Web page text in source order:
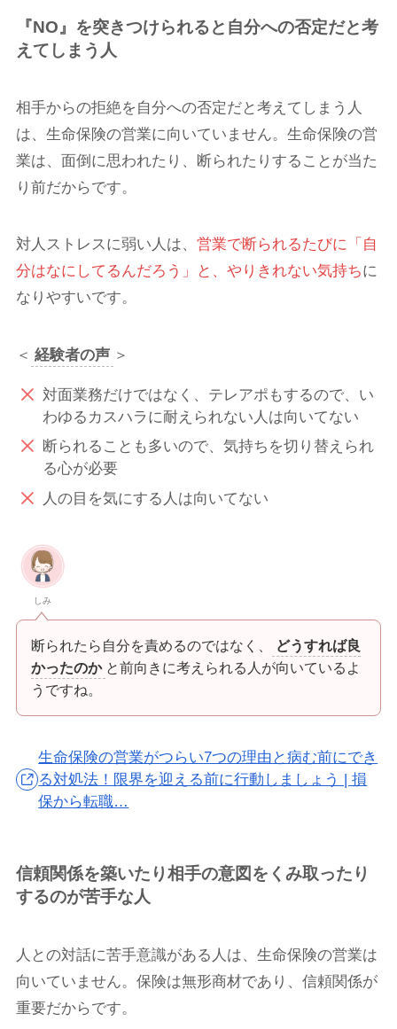
『NO』を突きつけられると自分への否定だと考
えてしまう人
相手からの拒絶を自分への否定だと考えてしまう人
は、生命保険の営業に向いていません。生命保険の営
業は、面倒に思われたり、断られたりすることが当た
り前だからです。
対人ストレスに弱い人は、 営業で断られるたびに「自
分はなにしてるんだろう」と、やりきれない気持ちに
なりやすいです。
＜ 経験者の声 ＞
対面業務だけではなく、テレアポもするので、い
わゆるカスハラに耐えられない人は向いてない
断られることも多いので、気持ちを切り替えられ
る心が必要
人の目を気にする人は向いてない
しみ
断られたら自分を責めるのではなく、
どうすれば良
かったのか と前向きに考えられる人が向いているよ
うですね。
生命保険の営業がつらい7つの理由と病む前にでき
る対処法！限界を迎える前に行動しましょう | 損
保から転職…
信頼関係を築いたり相手の意図をくみ取ったり
するのが苦手な人
人との対話に苦手意識がある人は、生命保険の営業は
向いていません。保険は無形商材であり、信頼関係が
重要だからです。